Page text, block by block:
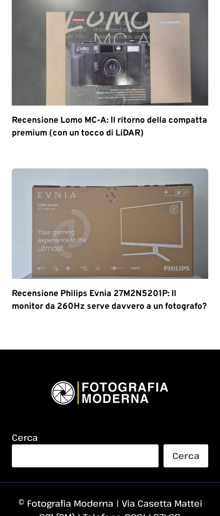
Recensione Lomo MC-A: Il ritorno della compatta
premium (con un tocco di LiDAR)
Recensione Philips Evnia 27M2N5201P: Il
monitor da 260Hz serve davvero a un fotografo?
Cerca
Cerca
© Fotografia Moderna | Via Casetta Mattei